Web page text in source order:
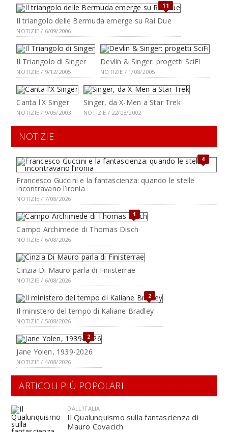
11
Il triangolo delle Bermuda emerge su Rai Due
NOTIZIE / 6/09/2006
Il Triangolo di Singer
NOTIZIE / 9/12/2005
Devlin & Singer: progetti SciFi
NOTIZIE / 1/08/2005
Canta l'X Singer
NOTIZIE / 9/05/2003
Singer, da X-Men a Star Trek
NOTIZIE / 22/03/2002
NOTIZIE
4
Francesco Guccini e la fantascienza: quando le stelle
incontravano l’ironia
NOTIZIE / 7/08/2026
1
Campo Archimede di Thomas Disch
NOTIZIE / 6/08/2026
Cinzia Di Mauro parla di Finisterrae
NOTIZIE / 6/08/2026
2
Il ministero del tempo di Kaliane Bradley
NOTIZIE / 5/08/2026
2
Jane Yolen, 1939-2026
NOTIZIE / 4/08/2026
ARTICOLI PIÙ POPOLARI
DALL'ITALIA
Il Qualunquismo sulla fantascienza di
Mauro Covacich